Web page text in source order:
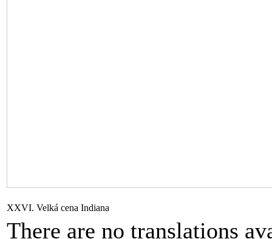
XXVI. Velká cena Indiana
There are no translations